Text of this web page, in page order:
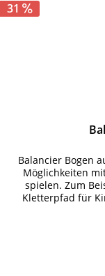
31
Balancier Bogen
Möglichkeiten
spielen. Zum
Kletterpfad für